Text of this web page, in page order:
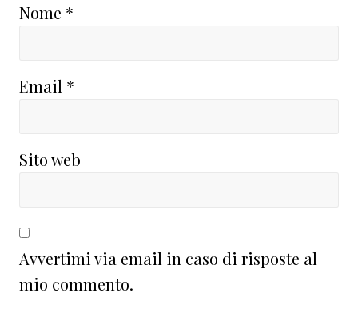
Nome *
Email *
Sito web
Avvertimi via email in caso di risposte al
mio commento.